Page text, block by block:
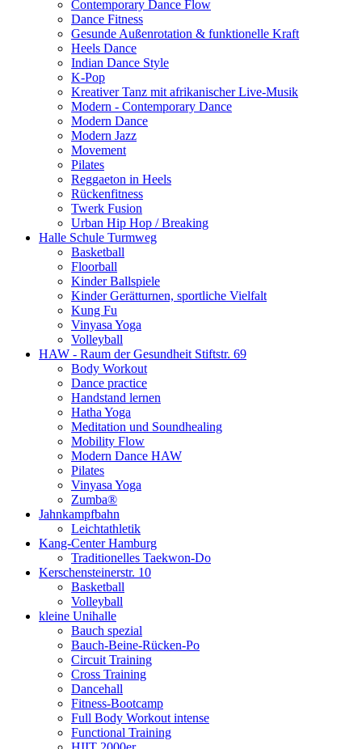
Contemporary Dance Flow
Dance Fitness
Gesunde Außenrotation & funktionelle Kraft
Heels Dance
Indian Dance Style
K-Pop
Kreativer Tanz mit afrikanischer Live-Musik
Modern - Contemporary Dance
Modern Dance
Modern Jazz
Movement
Pilates
Reggaeton in Heels
Rückenfitness
Twerk Fusion
Urban Hip Hop / Breaking
Halle Schule Turmweg
Basketball
Floorball
Kinder Ballspiele
Kinder Gerätturnen, sportliche Vielfalt
Kung Fu
Vinyasa Yoga
Volleyball
HAW - Raum der Gesundheit Stiftstr. 69
Body Workout
Dance practice
Handstand lernen
Hatha Yoga
Meditation und Soundhealing
Mobility Flow
Modern Dance HAW
Pilates
Vinyasa Yoga
Zumba®
Jahnkampfbahn
Leichtathletik
Kang-Center Hamburg
Traditionelles Taekwon-Do
Kerschensteinerstr. 10
Basketball
Volleyball
kleine Unihalle
Bauch spezial
Bauch-Beine-Rücken-Po
Circuit Training
Cross Training
Dancehall
Fitness-Bootcamp
Full Body Workout intense
Functional Training